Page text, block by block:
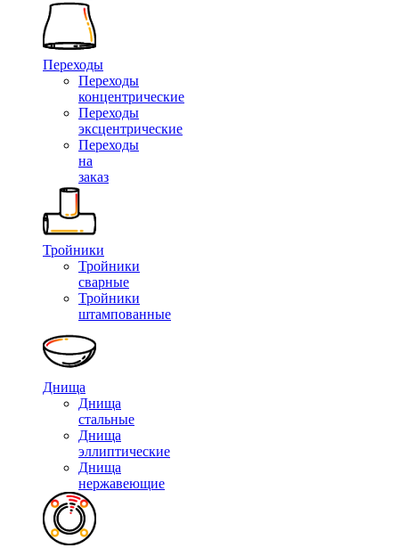
Переходы
Переходы
концентрические
Переходы
эксцентрические
Переходы
на
заказ
Тройники
Тройники
сварные
Тройники
штампованные
Днища
Днища
стальные
Днища
эллиптические
Днища
нержавеющие